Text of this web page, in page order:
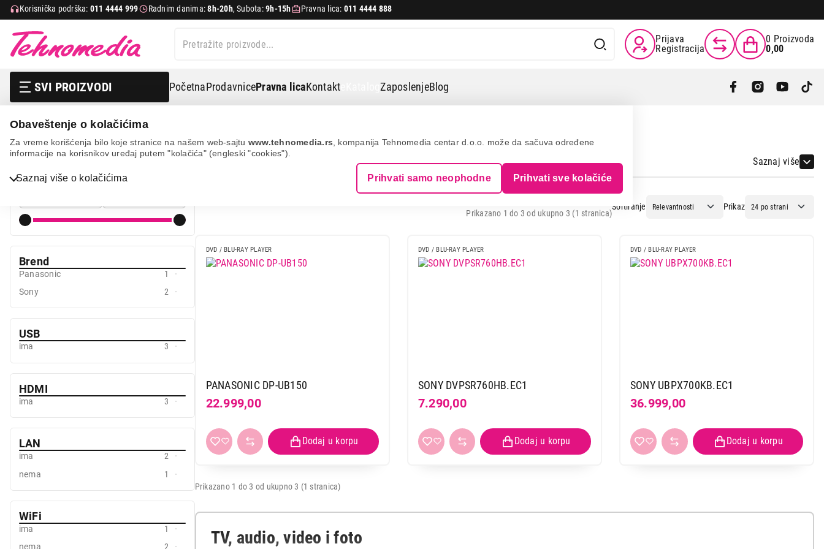
Obaveštenje o kolačićima
Za vreme korišćenja bilo koje stranice na našem web-sajtu www.tehnomedia.rs , kompanija Tehnomedia centar d.o.o. može da sačuva određene
informacije na korisnikov uređaj putem "kolačića" (engleski "cookies").
Saznaj više o kolačićima Prihvati samo neophodne Prihvati sve kolačiće
Korisnička podrška: 011 4444 999 Radnim danima:8h-20h, Subota:9h-15h Pravna lica: 011 4444 888
Prijava
Registracija
0 Proizvoda
0,00
SVI PROIZVODI PočetnaProdavnicePravna licaKontakt eKatalogZaposlenjeBlog
Bela tehnika
IT & Gaming
Mali kućni aparati
Mali kuhinjski aparati
Nega tela, lepota i zdravlje
Sve za kuću i baštu
Tv, audio, video i foto Av uređaji
Cena od Cena do
Brend
Panasonic
1
Sony
2
USB
ima 3
HDMI
ima 3
LAN
ima
2
nema
1
WiFi
ima
1
nema
2
DVD / BLU-RAY PLAYERI Saznaj više
Sortiranje Prikaz
Prikazano 1 do 3 od ukupno 3 (1 stranica)
DVD / BLU-RAY PLAYER
PANASONIC DP-UB150
22.999,00
DVD / BLU-RAY PLAYER
SONY DVPSR760HB.EC1
7.290,00
DVD / BLU-RAY PLAYER
SONY UBPX700KB.EC1
36.999,00
Prikazano 1 do 3 od ukupno 3 (1 stranica)
TV, audio, video i foto